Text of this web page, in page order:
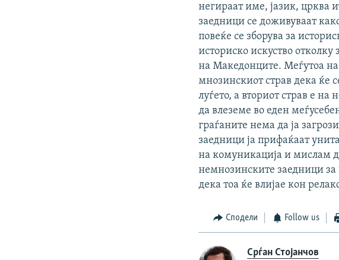
негираат име, јазик, црква
заедници се доживуваат
повеќе се зборува за
историско искуство отколку
на Македонците. Меѓутоа
мнозинскиот страв дека ќе
луѓето, а вториот страв е
да влеземе во еден
граѓаните нема да ја
заедници ја прифаќаат
на комуникација и мислам
немнозинските заедници
дека тоа ќе влијае кон
Сподели Follow us
Срѓан Стојанчов